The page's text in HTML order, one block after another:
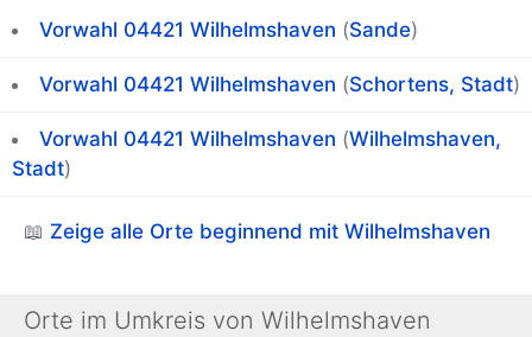
Vorwahl 04421 Wilhelmshaven (Sande)
Vorwahl 04421 Wilhelmshaven (Schortens, Stadt)
Vorwahl 04421 Wilhelmshaven (Wilhelmshaven,
Stadt)
📖 Zeige alle Orte beginnend mit Wilhelmshaven
Orte im Umkreis von Wilhelmshaven